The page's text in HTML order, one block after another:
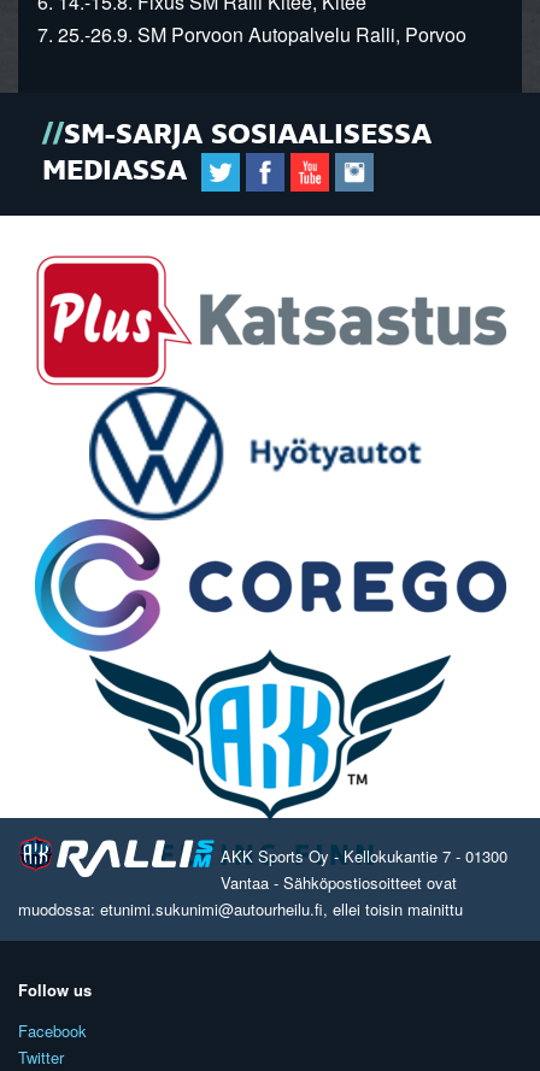
7. 25.-26.9. SM Porvoon Autopalvelu Ralli, Porvoo
SM-SARJA SOSIAALISESSA
MEDIASSA
AKK Sports Oy - Kellokukantie 7 - 01300
Vantaa - Sähköpostiosoitteet ovat
muodossa: etunimi.sukunimi@autourheilu.fi, ellei toisin mainittu
Follow us
Facebook
Twitter